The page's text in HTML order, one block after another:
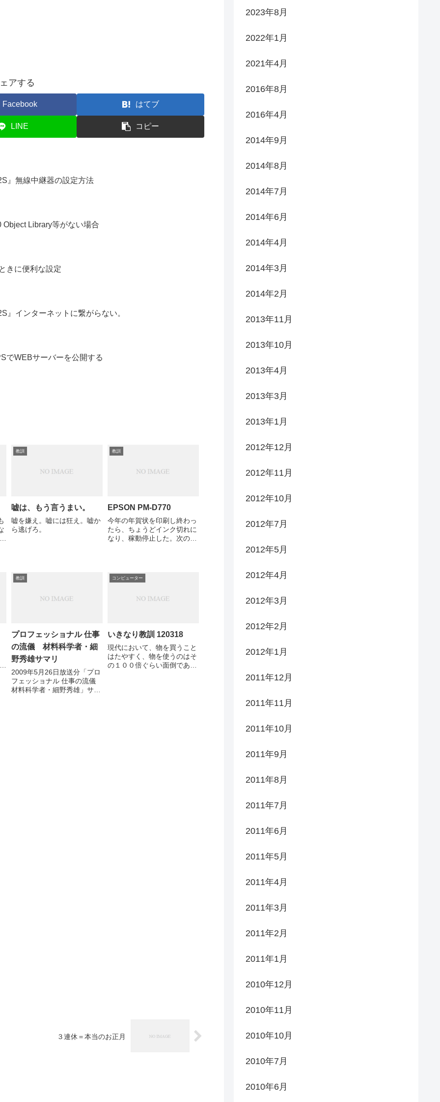
アする
Facebook はてブ
LINE コピー
』無線中継器の設定方法
Library等がない場合
きに便利な設定
』インターネットに繋がらない。
でWEBサーバーを公開する
教訓
嘘は、もう言うまい。
嘘を嫌え。嘘には狂え。嘘か
ら逃げろ。
教訓
EPSON PM-D770
今年の年賀状を印刷し終わっ
たら、ちょうどインク切れに
なり、稼動停止した。次の補
烈に酷使しましたが、本年度
で隠居申し渡すことにしまし
教訓
プロフェッショナル 仕事
の流儀 材料科学者・細
野秀雄サマリ
2009年5月26日放送分「プロ
フェッショナル 仕事の流儀
材料科学者・細野秀雄」サマ
コンピューター
いきなり教訓 120318
現代において、物を買うこと
はたやすく、物を使うのはそ
の１００倍ぐらい面倒であ
３連休＝本当のお正月
2023年8月
2022年1月
2021年4月
2016年8月
2016年4月
2014年9月
2014年8月
2014年7月
2014年6月
2014年4月
2014年3月
2014年2月
2013年11月
2013年10月
2013年4月
2013年3月
2013年1月
2012年12月
2012年11月
2012年10月
2012年7月
2012年5月
2012年4月
2012年3月
2012年2月
2012年1月
2011年12月
2011年11月
2011年10月
2011年9月
2011年8月
2011年7月
2011年6月
2011年5月
2011年4月
2011年3月
2011年2月
2011年1月
2010年12月
2010年11月
2010年10月
2010年7月
2010年6月